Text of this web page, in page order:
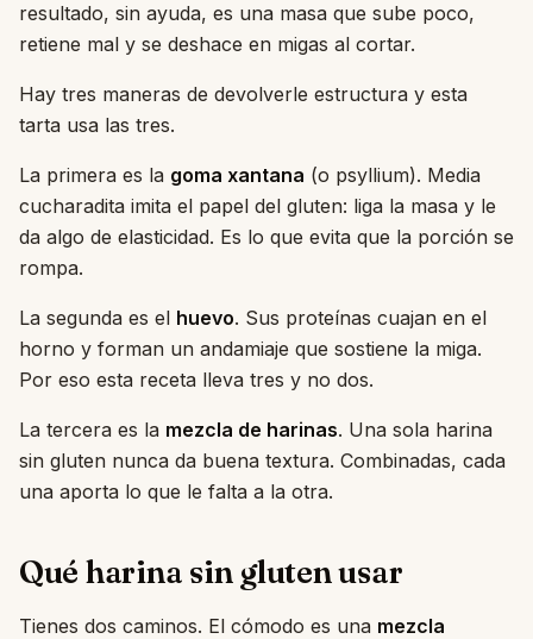
resultado, sin ayuda, es una masa que sube poco,
retiene mal y se deshace en migas al cortar.
Hay tres maneras de devolverle estructura y esta
tarta usa las tres.
La primera es la goma xantana (o psyllium). Media
cucharadita imita el papel del gluten: liga la masa y le
da algo de elasticidad. Es lo que evita que la porción se
rompa.
La segunda es el huevo. Sus proteínas cuajan en el
horno y forman un andamiaje que sostiene la miga.
Por eso esta receta lleva tres y no dos.
La tercera es la mezcla de harinas. Una sola harina
sin gluten nunca da buena textura. Combinadas, cada
una aporta lo que le falta a la otra.
Qué harina sin gluten usar
Tienes dos caminos. El cómodo es una mezcla